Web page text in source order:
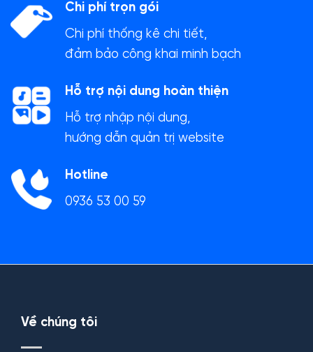
Chi phí trọn gói
Chi phí thống kê chi tiết,
đảm bảo công khai minh bạch
Hỗ trợ nội dung hoàn thiện
Hỗ trợ nhập nội dung,
hướng dẫn quản trị website
Hotline
0936 53 00 59
Về chúng tôi